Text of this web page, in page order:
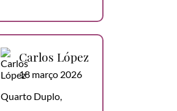
Carlos López
18 março 2026
Quarto Duplo,